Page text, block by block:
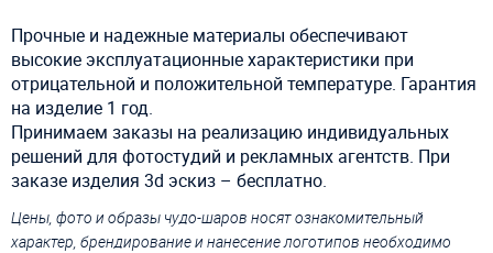
Прочные и надежные материалы обеспечивают
высокие эксплуатационные характеристики при
отрицательной и положительной температуре. Гарантия
на изделие 1 год.
Принимаем заказы на реализацию индивидуальных
решений для фотостудий и рекламных агентств. При
заказе изделия 3d эскиз – бесплатно.
Цены, фото и образы чудо-шаров носят ознакомительный
характер, брендирование и нанесение логотипов необходимо